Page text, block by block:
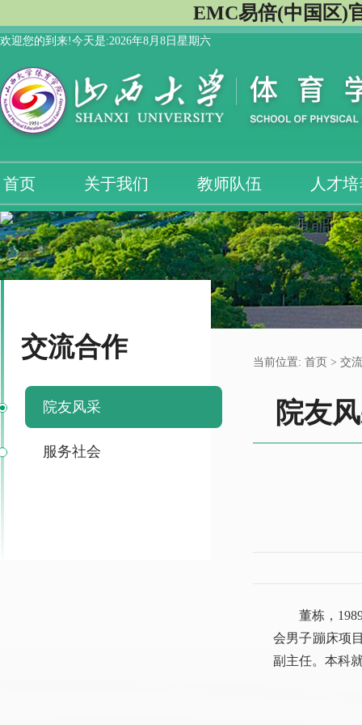
EMC易倍(中国区)
欢迎您的到来!今天是:2026年8月8日星期六
首页 关于我们 教师队伍 人才
交流合作
院友风采
服务社会
当前位置: 首页 > 交
院友
董栋，
会男子蹦床项
副主任。本科